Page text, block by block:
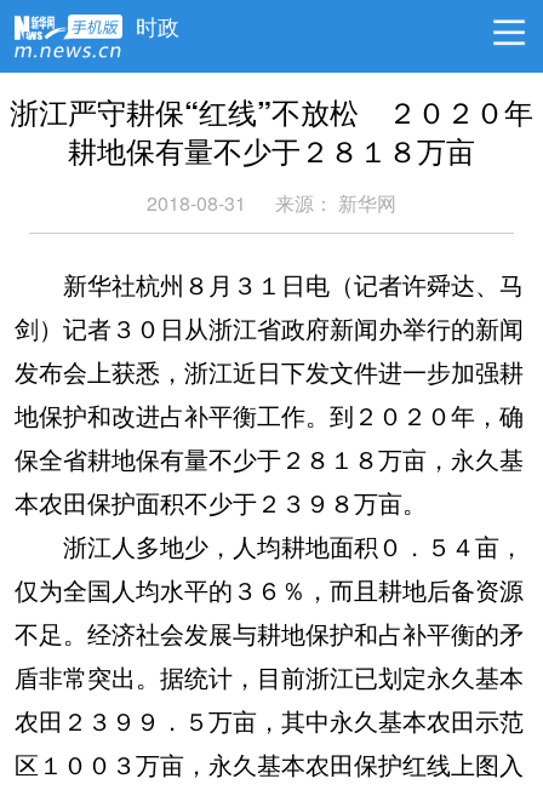
时政
浙江严守耕保“红线”不放松 ２０２０年
耕地保有量不少于２８１８万亩
2018-08-31 来源： 新华网
新华社杭州８月３１日电（记者许舜达、马
剑）记者３０日从浙江省政府新闻办举行的新闻
发布会上获悉，浙江近日下发文件进一步加强耕
地保护和改进占补平衡工作。到２０２０年，确
保全省耕地保有量不少于２８１８万亩，永久基
本农田保护面积不少于２３９８万亩。
浙江人多地少，人均耕地面积０．５４亩，
仅为全国人均水平的３６％，而且耕地后备资源
不足。经济社会发展与耕地保护和占补平衡的矛
盾非常突出。据统计，目前浙江已划定永久基本
农田２３９９．５万亩，其中永久基本农田示范
区１００３万亩，永久基本农田保护红线上图入